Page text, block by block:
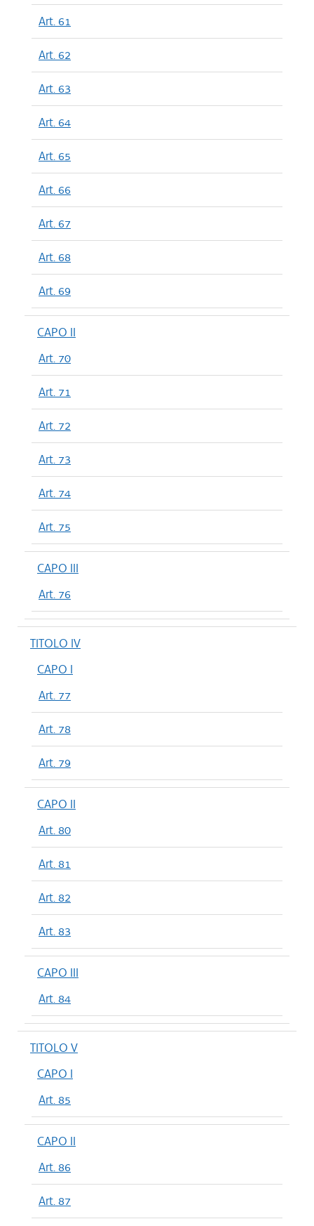
Art. 61
Art. 62
Art. 63
Art. 64
Art. 65
Art. 66
Art. 67
Art. 68
Art. 69
CAPO II
Art. 70
Art. 71
Art. 72
Art. 73
Art. 74
Art. 75
CAPO III
Art. 76
TITOLO IV
CAPO I
Art. 77
Art. 78
Art. 79
CAPO II
Art. 80
Art. 81
Art. 82
Art. 83
CAPO III
Art. 84
TITOLO V
CAPO I
Art. 85
CAPO II
Art. 86
Art. 87